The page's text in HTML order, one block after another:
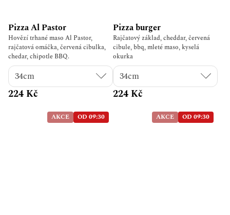
Pizza Al Pastor
Hovězí trhané maso Al Pastor,
rajčatová omáčka, červená cibulka,
chedar, chipotle BBQ.
224 Kč
Pizza burger
Rajčatový základ, cheddar, červená
cibule, bbq, mleté maso, kyselá
okurka
224 Kč
AKCE OD 09:30 AKCE OD 09:30